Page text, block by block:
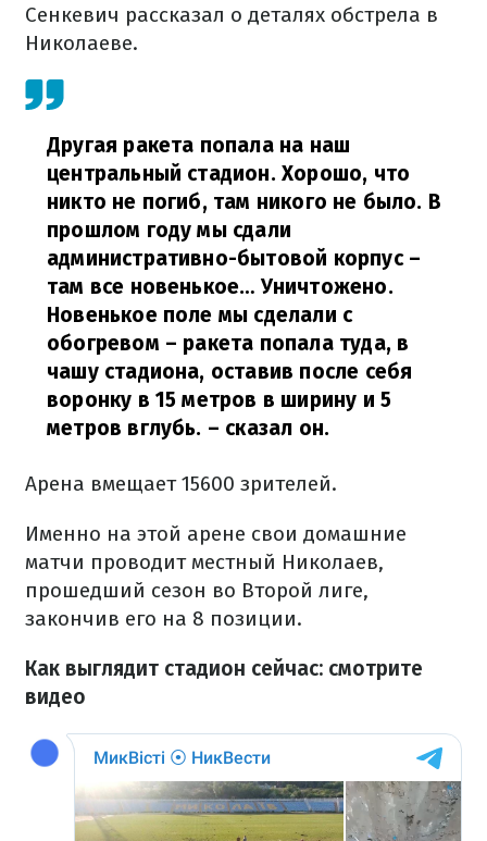
Сенкевич рассказал о деталях обстрела в
Николаеве.
Другая ракета попала на наш
центральный стадион. Хорошо, что
никто не погиб, там никого не было. В
прошлом году мы сдали
административно-бытовой корпус –
там все новенькое… Уничтожено.
Новенькое поле мы сделали с
обогревом – ракета попала туда, в
чашу стадиона, оставив после себя
воронку в 15 метров в ширину и 5
метров вглубь. – сказал он.
Арена вмещает 15600 зрителей.
Именно на этой арене свои домашние
матчи проводит местный Николаев,
прошедший сезон во Второй лиге,
закончив его на 8 позиции.
Как выглядит стадион сейчас: смотрите
видео